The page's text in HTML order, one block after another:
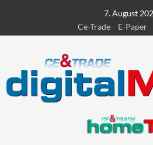
content
7. August
Ce-Trade
E-Paper